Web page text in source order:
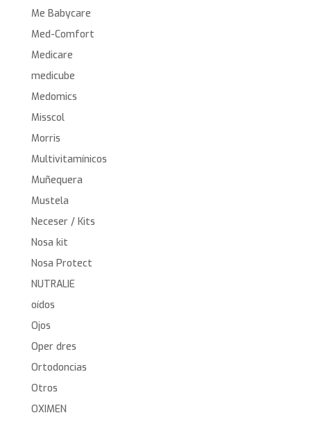
Me Babycare
Med-Comfort
Medicare
medicube
Medomics
Misscol
Morris
Multivitamínicos
Muñequera
Mustela
Neceser / Kits
Nosa kit
Nosa Protect
NUTRALIE
oídos
Ojos
Oper dres
Ortodoncias
Otros
OXIMEN